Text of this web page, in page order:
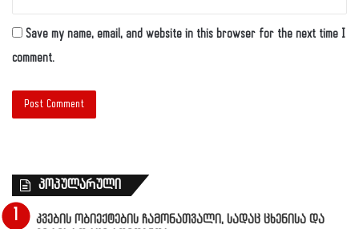
Save my name, email, and website in this browser for the next time I
comment.
პოპულარული
კვების ობიექტების ჩამონათვალი, სადაც ცხენისა და